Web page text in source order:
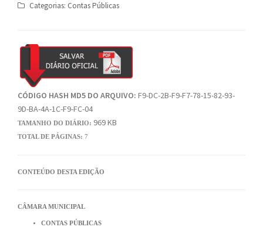
Categorias: Contas Públicas
CÓDIGO HASH MD5 DO ARQUIVO: F9-DC-2B-F9-F7-78-15-82-93-
9D-BA-4A-1C-F9-FC-04
TAMANHO DO DIÁRIO: 969 KB
TOTAL DE PÁGINAS: 7
CONTEÚDO DESTA EDIÇÃO
CÂMARA MUNICIPAL
CONTAS PÚBLICAS